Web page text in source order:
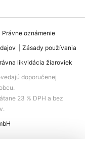
Právne oznámenie
Zásady používania
likvidácia žiaroviek
doporučenej
23 % DPH a bez